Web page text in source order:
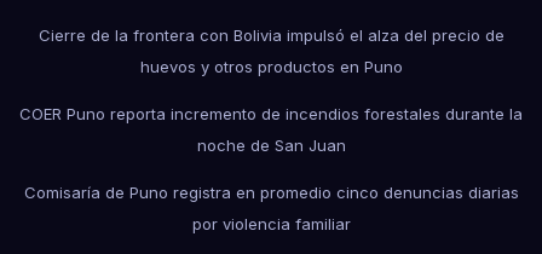
Cierre de la frontera con Bolivia impulsó el alza del precio de
huevos y otros productos en Puno
COER Puno reporta incremento de incendios forestales durante la
noche de San Juan
Comisaría de Puno registra en promedio cinco denuncias diarias
por violencia familiar